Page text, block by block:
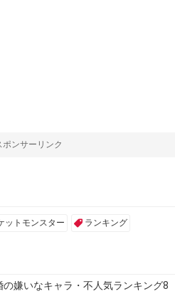
ポンサーリンク
ットモンスター ランキング
の嫌いなキャラ・不人気ランキング8